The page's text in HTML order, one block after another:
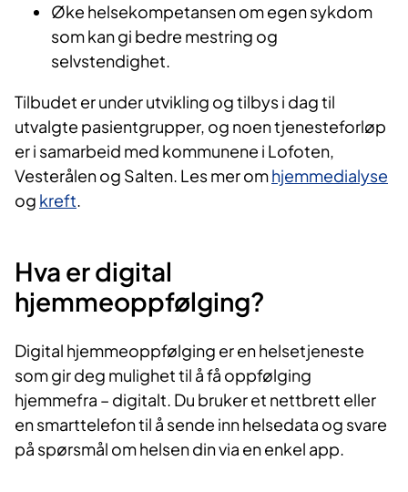
Øke helsekompetansen om egen sykdom
som kan gi bedre mestring og
selvstendighet.
Tilbudet er under utvikling og tilbys i dag til
utvalgte pasientgrupper, og noen tjenesteforløp
er i samarbeid med kommunene i Lofoten,
Vesterålen og Salten. Les mer omhjemmedialyse
og kreft.
Hva er digital
hjemmeoppfølging?
Digital hjemmeoppfølging er en helsetjeneste
som gir deg mulighet til å få oppfølging
hjemmefra – digitalt. Du bruker et nettbrett eller
en smarttelefon til å sende inn helsedata og svare
på spørsmål om helsen din via en enkel app.